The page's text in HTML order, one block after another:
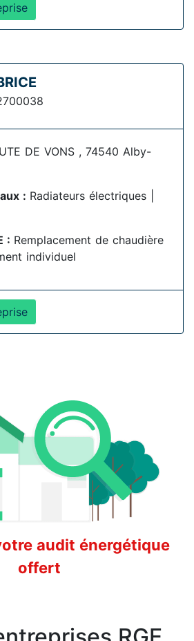
DE VONS , 74540 Alby-
: Radiateurs électriques |
: Remplacement de chaudière
individuel
audit énergétique
offert